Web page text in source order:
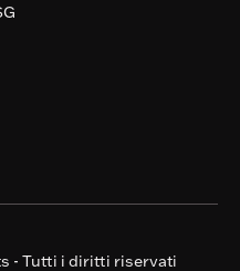
- Tutti i diritti riservati